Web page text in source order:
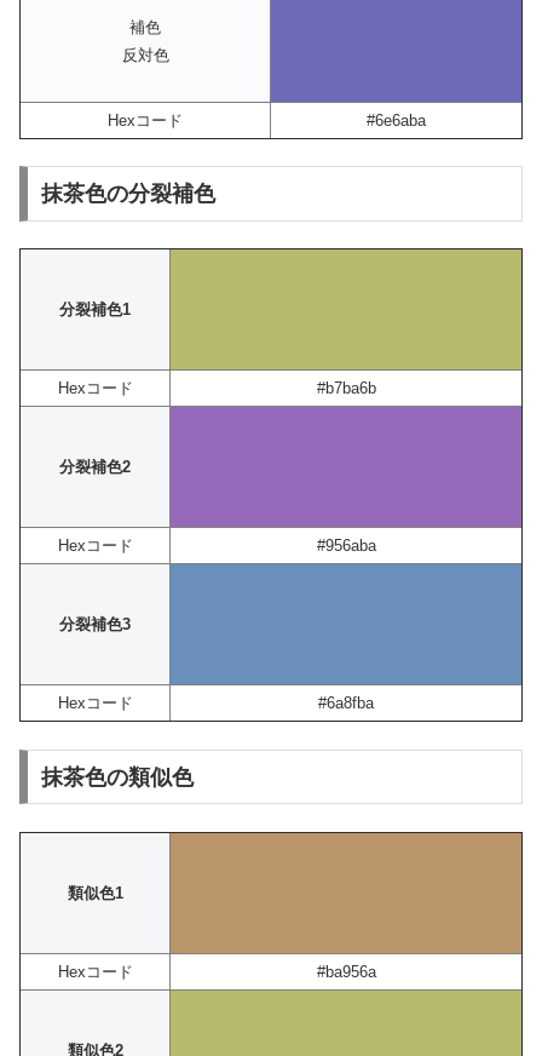
補色
反対色
Hexコード #6e6aba
抹茶色の分裂補色
分裂補色1
Hexコード #b7ba6b
分裂補色2
Hexコード #956aba
分裂補色3
Hexコード #6a8fba
抹茶色の類似色
類似色1
Hexコード #ba956a
類似色2